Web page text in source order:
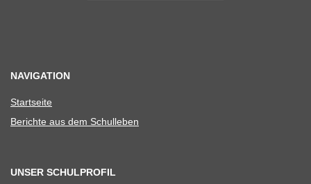
NAVIGATION
Start­seite
Berichte aus dem Schulleben
UNSER SCHULPROFIL